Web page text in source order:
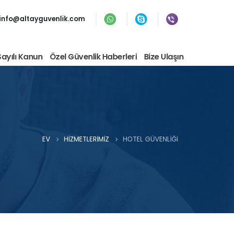
info@altayguvenlik.com
Kanun Özel Güvenlik Haberleri Bize Ulaşın
EV HIZMETLERIMIZ HOTEL GÜVENLIĞI